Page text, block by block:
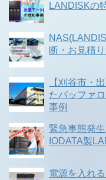
LANDISKの
断・お見積
【刈谷市・
たバッファ
事例
緊急事態発
IODATA製
電源を入れ